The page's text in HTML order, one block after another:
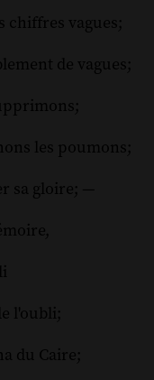
chiffres vagues;
de vagues;
les poumons;
sa gloire; —
l'oubli;
du Caire;